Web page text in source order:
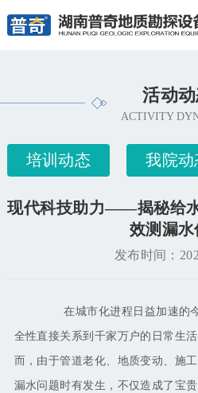
活动
ACTIVITY
培训动态 我院动
现代科技助力——揭秘给
效测漏水
发布时间：
在城市化进程日益加速的
全性直接关系到千家万户的日常生
而，由于管道老化、地质变动、施
漏水问题时有发生，不仅造成了宝